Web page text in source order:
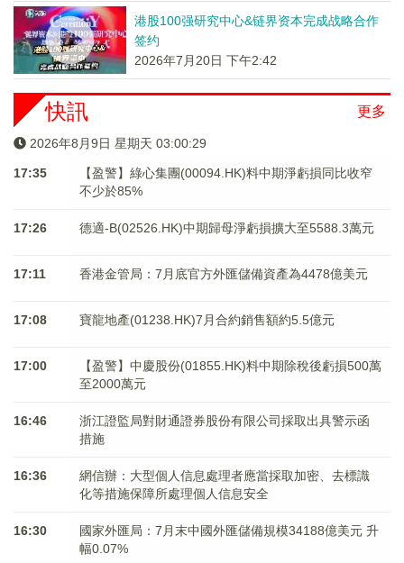
港股100强研究中心&链界资本完成战略合作
签约
2026年7月20日 下午2:42
更多
快訊
2026年8月9日 星期天 03:00:30
17:35
【盈警】綠心集團(00094.HK)料中期淨虧損同比收窄
不少於85%
17:26 德適-B(02526.HK)中期歸母淨虧損擴大至5588.3萬元
17:11 香港金管局：7月底官方外匯儲備資產為4478億美元
17:08 寶龍地產(01238.HK)7月合約銷售額約5.5億元
17:00
【盈警】中慶股份(01855.HK)料中期除稅後虧損500萬
至2000萬元
16:46
浙江證監局對財通證券股份有限公司採取出具警示函
措施
16:36
網信辦：大型個人信息處理者應當採取加密、去標識
化等措施保障所處理個人信息安全
16:30
國家外匯局：7月末中國外匯儲備規模34188億美元 升
幅0.07%